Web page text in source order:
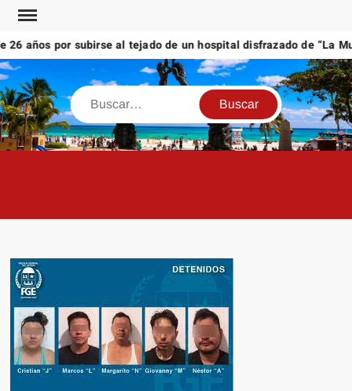
Saltar
contenido
años por subirse al tejado de un hospital disfrazado de “La
Buscar